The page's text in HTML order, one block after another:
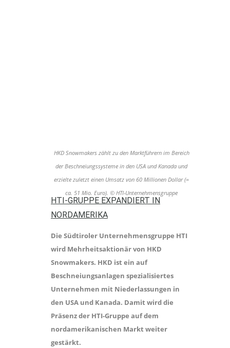
HKD Snowmakers zählt zu den Marktführern im Bereich
der Beschneiungssysteme in den USA und Kanada und
erzielte zuletzt einen Umsatz von 60 Millionen Dollar (=
ca. 51 Mio. Euro). © HTI-Unternehmensgruppe
HTI-GRUPPE EXPANDIERT IN
NORDAMERIKA
Die Südtiroler Unternehmensgruppe HTI
wird Mehrheitsaktionär von HKD
Snowmakers. HKD ist ein auf
Beschneiungsanlagen spezialisiertes
Unternehmen mit Niederlassungen in
den USA und Kanada. Damit wird die
Präsenz der HTI-Gruppe auf dem
nordamerikanischen Markt weiter
gestärkt.